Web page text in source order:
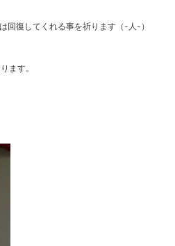
回復してくれる事を祈ります（-人-）
ます。